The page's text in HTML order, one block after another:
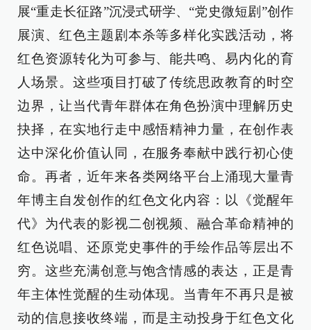
展“重走长征路”沉浸式研学、“党史微短剧”创作
展演、红色主题剧本杀等多样化实践活动，将
红色资源转化为可参与、能共鸣、易内化的育
人场景。这些项目打破了传统思政教育的时空
边界，让当代青年群体在角色扮演中理解历史
抉择，在实地行走中感悟精神力量，在创作表
达中深化价值认同，在服务奉献中践行初心使
命。再者，近年来各类网络平台上涌现大量青
年博主自发创作的红色文化内容：以《觉醒年
代》为代表的影视二创视频、融合革命精神的
红色说唱、还原党史事件的手绘作品等层出不
穷。这些充满创意与饱含情感的表达，正是青
年主体性觉醒的生动体现。当青年不再只是被
动的信息接收终端，而是主动投身于红色文化